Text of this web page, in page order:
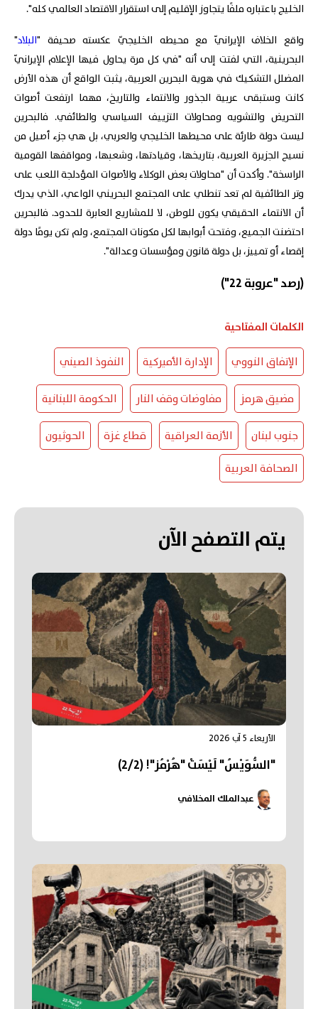
الخليج باعتباره ملفًا يتجاوز الإقليم إلى استقرار الاقتصاد العالمي كله".
واقع الخلاف الإيرانيّ مع محيطه الخليجيّ عكسته صحيفة "البلاد"
البحرينية، التي لفتت إلى أنه "في كل مرة يحاول فيها الإعلام الإيرانيّ
المضلل التشكيك في هوية البحرين العربية، يثبت الواقع أن هذه الأرض
كانت وستبقى عربية الجذور والانتماء والتاريخ، مهما ارتفعت أصوات
التحريض والتشويه ومحاولات التزييف السياسي والطائفي. فالبحرين
ليست دولة طارئة على محيطها الخليجي والعربي، بل هي جزء أصيل من
نسيج الجزيرة العربية، بتاريخها، وقيادتها، وشعبها، ومواقفها القومية
الراسخة". وأكدت أن "محاولات بعض الوكلاء والأصوات المؤدلجة اللعب على
وتر الطائفية لم تعد تنطلي على المجتمع البحريني الواعي، الذي يدرك
أن الانتماء الحقيقي يكون للوطن، لا للمشاريع العابرة للحدود. فالبحرين
احتضنت الجميع، وفتحت أبوابها لكل مكونات المجتمع، ولم تكن يومًا دولة
إقصاء أو تمييز، بل دولة قانون ومؤسسات وعدالة".
(رصد "عروبة 22")
الكلمات المفتاحية
الإتفاق النووي الإدارة الأميركية النفوذ الصيني
مضيق هرمز مفاوضات وقف النار الحكومة اللبنانية
جنوب لبنان الأزمة العراقية قطاع غزة
الحوثيون
الصحافة العربية
يتم التصفح الآن
الأربعاء 5 آب 2026
"السُّوَيْسُ" لَيْسَتْ "هُرْمُز"! (2/2)
عبدالملك المخلافي